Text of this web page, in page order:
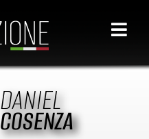
DANIEL
COSENZA